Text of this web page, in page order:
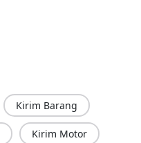
Kirim Barang
Kirim Motor